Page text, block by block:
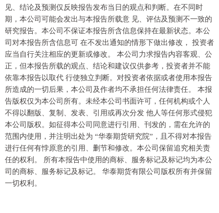
见、结论及预测仅反映报告发布当日的观点和判断。在不同时
期，本公司可能会发出与本报告所载意 见、评估及预测不一致的
研究报告。本公司不保证本报告所含信息保持在最新状态。本公
司对本报告所含信息可 在不发出通知的情形下做出修改， 投资者
应当自行关注相应的更新或修改。 本公司力求报告内容客观、公
正，但本报告所载的观点、结论和建议仅供参考，投资者并不能
依靠本报告以取代 行使独立判断。对投资者依据或者使用本报告
所造成的一切后果，本公司及作者均不承担任何法律责任。 本报
告版权仅为本公司所有。未经本公司书面许可，任何机构或个人
不得以翻版、复制、发表、引用或再次分发 他人等任何形式侵犯
本公司版权。如征得本公司同意进行引用、刊发的，需在允许的
范围内使用，并注明出处为 “华泰期货研究院”，且不得对本报告
进行任何有悖原意的引用、删节和修改。本公司保留追究相关责
任的权利。 所有本报告中使用的商标、服务标记及标记均为本公
司的商标、服务标记及标记。 华泰期货有限公司版权所有并保留
一切权利。